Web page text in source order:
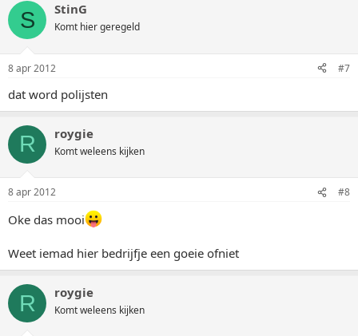
S StinG
Komt hier geregeld
8 apr 2012 #7
dat word polijsten
R roygie
Komt weleens kijken
8 apr 2012 #8
Oke das mooi
Weet iemad hier bedrijfje een goeie ofniet
R roygie
Komt weleens kijken